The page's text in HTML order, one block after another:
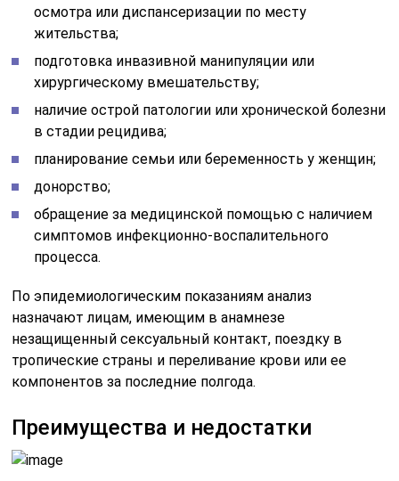
осмотра или диспансеризации по месту
жительства;
подготовка инвазивной манипуляции или
хирургическому вмешательству;
наличие острой патологии или хронической болезни
в стадии рецидива;
планирование семьи или беременность у женщин;
донорство;
обращение за медицинской помощью с наличием
симптомов инфекционно-воспалительного
процесса.
По эпидемиологическим показаниям анализ
назначают лицам, имеющим в анамнезе
незащищенный сексуальный контакт, поездку в
тропические страны и переливание крови или ее
компонентов за последние полгода.
Преимущества и недостатки